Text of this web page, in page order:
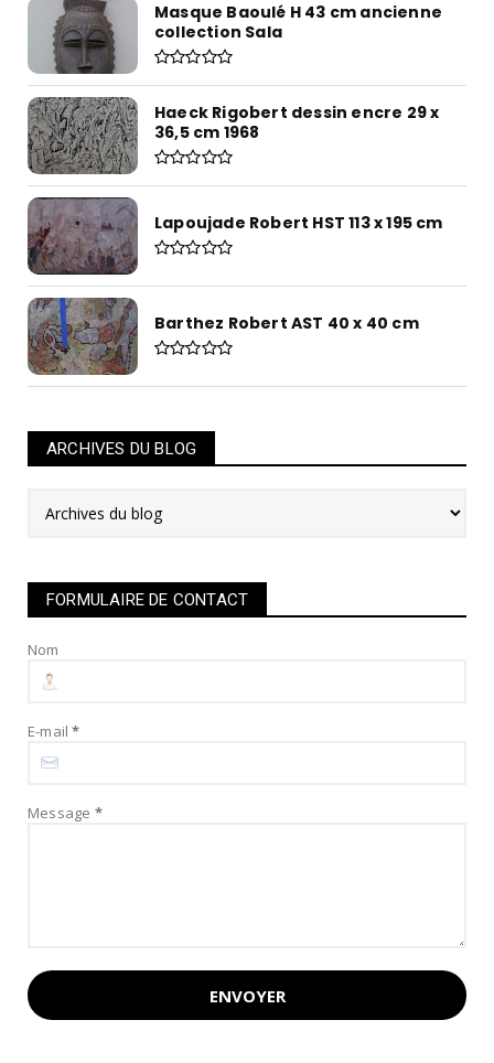
Masque Baoulé H 43 cm ancienne
collection Sala
Haeck Rigobert dessin encre 29 x
36,5 cm 1968
Lapoujade Robert HST 113 x 195 cm
Barthez Robert AST 40 x 40 cm
ARCHIVES DU BLOG
FORMULAIRE DE CONTACT
Nom
E-mail*
Message *